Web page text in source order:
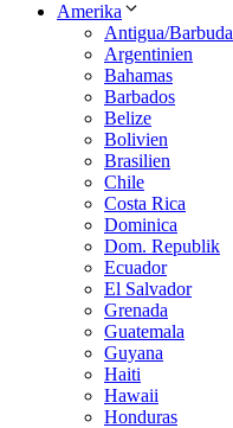
Amerika
Antigua/Barbuda
Argentinien
Bahamas
Barbados
Belize
Bolivien
Brasilien
Chile
Costa Rica
Dominica
Dom. Republik
Ecuador
El Salvador
Grenada
Guatemala
Guyana
Haiti
Hawaii
Honduras